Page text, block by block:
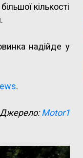
кількості
надійде у
.
Джерело:Motor1